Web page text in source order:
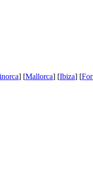
] [Mallorca] [Ibiza] [